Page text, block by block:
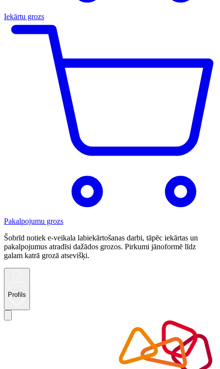
Iekārtu grozs
Pakalpojumu grozs
Šobrīd notiek e-veikala labiekārtošanas darbi, tāpēc iekārtas un
pakalpojumus atradīsi dažādos grozos. Pirkumi jānoformē līdz
galam katrā grozā atsevišķi.
Profils